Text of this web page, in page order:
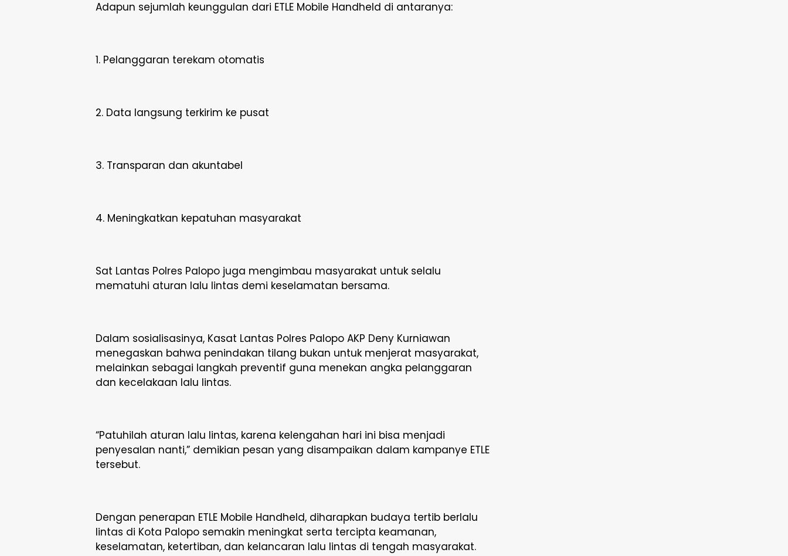
Adapun sejumlah keunggulan dari ETLE Mobile Handheld di antaranya:
1. Pelanggaran terekam otomatis
2. Data langsung terkirim ke pusat
3. Transparan dan akuntabel
4. Meningkatkan kepatuhan masyarakat
Sat Lantas Polres Palopo juga mengimbau masyarakat untuk selalu
mematuhi aturan lalu lintas demi keselamatan bersama.
Dalam sosialisasinya, Kasat Lantas Polres Palopo AKP Deny Kurniawan
menegaskan bahwa penindakan tilang bukan untuk menjerat masyarakat,
melainkan sebagai langkah preventif guna menekan angka pelanggaran
dan kecelakaan lalu lintas.
“Patuhilah aturan lalu lintas, karena kelengahan hari ini bisa menjadi
penyesalan nanti,” demikian pesan yang disampaikan dalam kampanye ETLE
tersebut.
Dengan penerapan ETLE Mobile Handheld, diharapkan budaya tertib berlalu
lintas di Kota Palopo semakin meningkat serta tercipta keamanan,
keselamatan, ketertiban, dan kelancaran lalu lintas di tengah masyarakat.